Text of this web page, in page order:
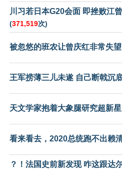
川习若日本G20会面 即挫败江
(371,519次)
被忽悠的班农让曾庆红非常失望
王军捞薄三儿未遂 自己断戟沉
天文学家抱着大象腿研究超新星
看来看去，2020总统跑不出赖
？！法国史前新发现 咋这跟达